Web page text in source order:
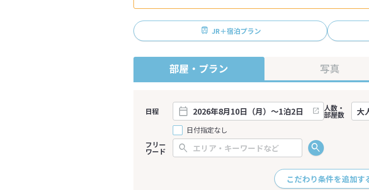
JR＋宿泊プラン
部屋・プラン 写真
日程
日付指定なし
人数・
部屋数
フリー
ワード
こだわり条件を追加す